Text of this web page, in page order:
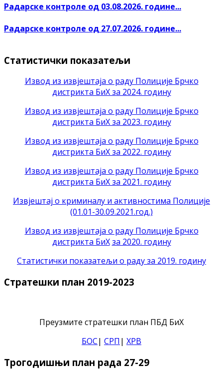
Радарске контроле од 03.08.2026. године...
Радарске контроле од 27.07.2026. године...
Статистички показатељи
Извод из извјештаја о раду Полиције Брчко
дистрикта БиХ за 2024. годину
Извод из извјештаја о раду Полиције Брчко
дистрикта БиХ за 2023. годину
Извод из извјештаја о раду Полиције Брчко
дистрикта БиХ за 2022. годину
Извод из извјештаја о раду Полиције Брчко
дистрикта БиХ за 2021. годину
Извјештај о криминалу и активностима Полиције
(01.01-30.09.2021.год.)
Извод из извјештаја о раду Полиције Брчко
дистрикта БиХ за 2020. годину
Статистички показатељи о раду за 2019. годину
Стратешки план 2019-2023
Преузмите стратешки план ПБД БиХ
БОС| СРП | ХРВ
Трогодишњи план рада 27-29